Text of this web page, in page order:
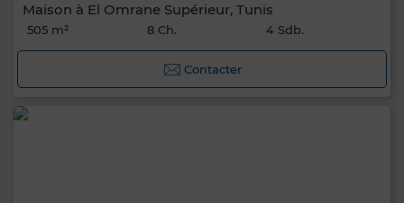
Maison à El Omrane Supérieur, Tunis
505 m² 8 Ch. 4 Sdb.
Contacter